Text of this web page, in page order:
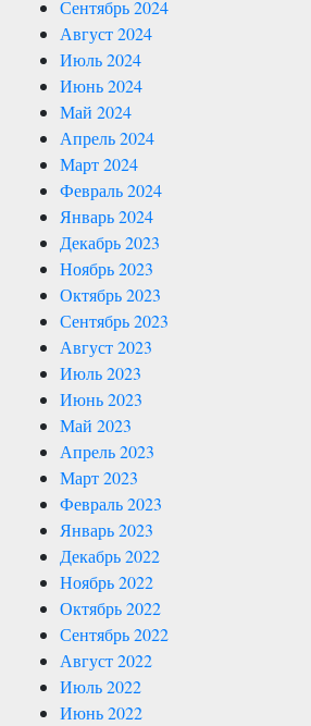
Сентябрь 2024
Август 2024
Июль 2024
Июнь 2024
Май 2024
Апрель 2024
Март 2024
Февраль 2024
Январь 2024
Декабрь 2023
Ноябрь 2023
Октябрь 2023
Сентябрь 2023
Август 2023
Июль 2023
Июнь 2023
Май 2023
Апрель 2023
Март 2023
Февраль 2023
Январь 2023
Декабрь 2022
Ноябрь 2022
Октябрь 2022
Сентябрь 2022
Август 2022
Июль 2022
Июнь 2022